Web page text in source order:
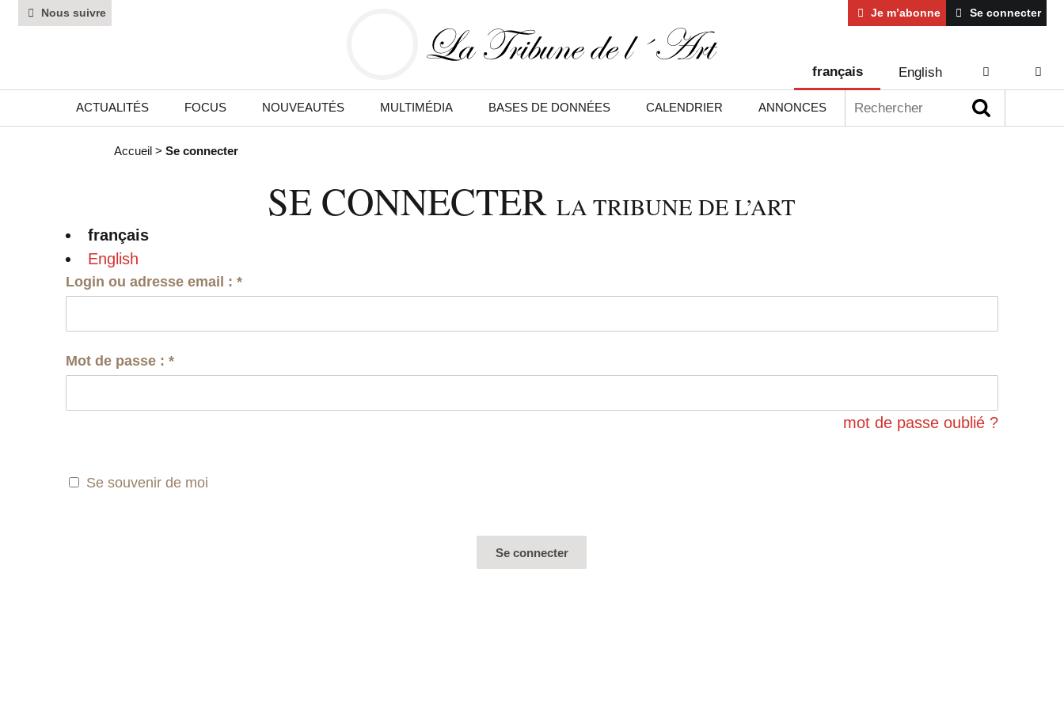
Nous suivre Je m’abonne Se connecter
ACTUALITÉS FOCUS NOUVEAUTÉS MULTIMÉDIA BASES DE DONNÉES CALENDRIER ANNONCES
français English AIDE
Accueil > Se connecter
SE CONNECTERLA TRIBUNE DE L’ART
français
English
Login ou adresse email :*
Mot de passe :*
mot de passe oublié ?
Se souvenir de moi